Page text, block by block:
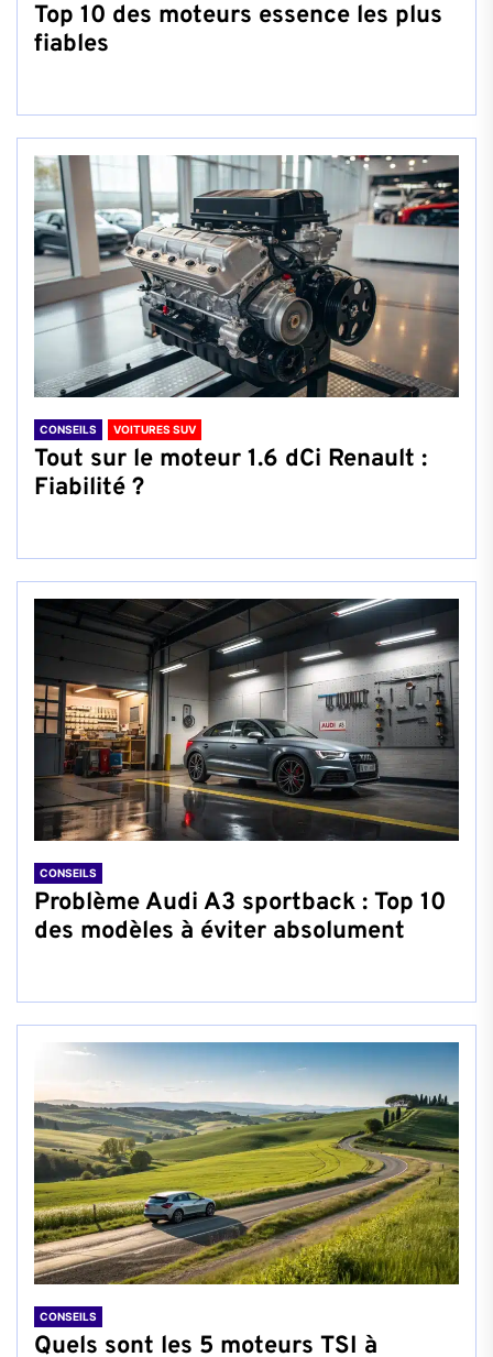
Top 10 des moteurs essence les plus
fiables
CONSEILS VOITURES SUV
Tout sur le moteur 1.6 dCi Renault :
Fiabilité ?
CONSEILS
Problème Audi A3 sportback : Top 10
des modèles à éviter absolument
CONSEILS
Quels sont les 5 moteurs TSI à